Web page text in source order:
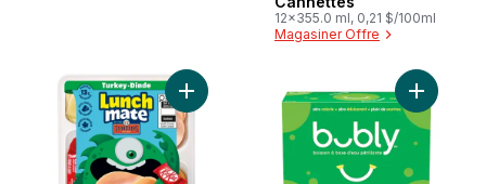
12x355.0 ml, 0,21 $/100ml
Magasiner Offre
Ajouter Trousse-collation à la dinde au
Ajouter